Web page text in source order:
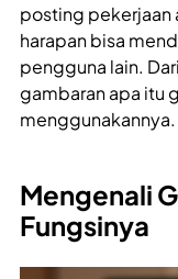
posting pekerjaan
harapan bisa
pengguna lain.
gambaran apa itu
menggunakannya.
Mengenali
Fungsinya